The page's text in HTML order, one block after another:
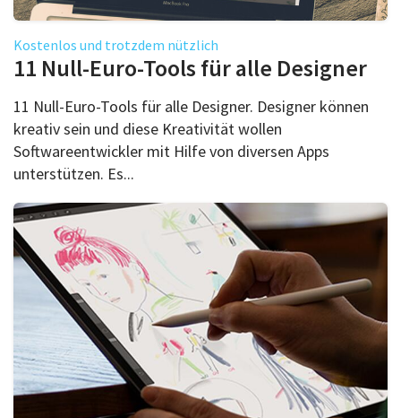
Kostenlos und trotzdem nützlich
11 Null-Euro-Tools für alle Designer
11 Null-Euro-Tools für alle Designer. Designer können
kreativ sein und diese Kreativität wollen
Softwareentwickler mit Hilfe von diversen Apps
unterstützen. Es...